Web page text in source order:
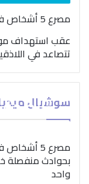
مصرع 5 أشخاص في سوريا بحوادث منفصلة خلال يوم واحد
عقب استهداف
تتصاعد في
سوشيال“الصحة
ضرورة
مصرع 5
بحوادث منفصلة
واحد